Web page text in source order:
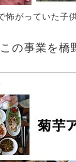
怖がっていた子
の事業を